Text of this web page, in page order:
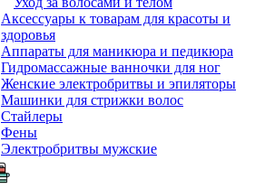
Аксессуары к товарам для красоты и
здоровья
Аппараты для маникюра и педикюра
Гидромассажные ванночки для ног
Женские электробритвы и эпиляторы
Машинки для стрижки волос
Стайлеры
Фены
Электробритвы мужские